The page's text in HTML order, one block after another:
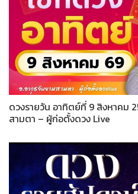
ดวงรายวัน อาทิตย์ที่ 9 สิงหาคม
สามตา – ผู้ก่อตั้งดวง Live